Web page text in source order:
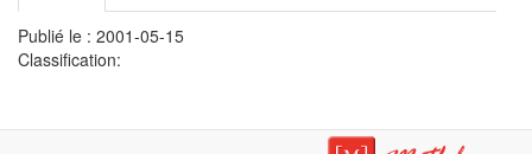
Publié le : 2001-05-15
Classification: